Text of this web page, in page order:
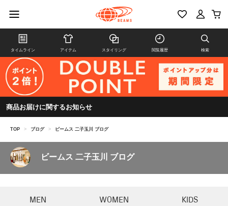
タイムライン アイテム スタイリング 閲覧履歴 検索
商品お届けに関するお知らせ
TOP > ブログ > ビームス 二子玉川 ブログ
ビームス 二子玉川 ブログ
MEN WOMEN KIDS